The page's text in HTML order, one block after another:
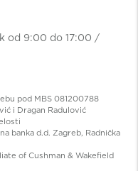
od 9:00 do 17:00 /
pod MBS 081200788
i Dragan Radulović
banka d.d. Zagreb, Radnička
of Cushman & Wakefield